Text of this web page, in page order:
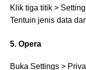
Klik tiga titik >
Tentuin jenis data
5. Opera
Buka Settings >